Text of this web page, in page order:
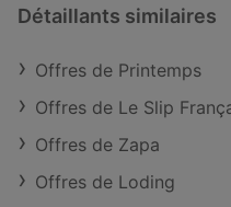
Détaillants similaires
Offres de Printemps
Offres de Le Slip
Offres de Zapa
Offres de Loding